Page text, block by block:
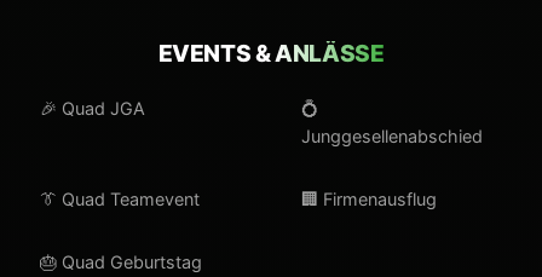
EVENTS &ANLÄSSE
🎉 Quad JGA
💍
Junggesellenabschied
👔 Quad Teamevent 🏢 Firmenausflug
🎂 Quad Geburtstag